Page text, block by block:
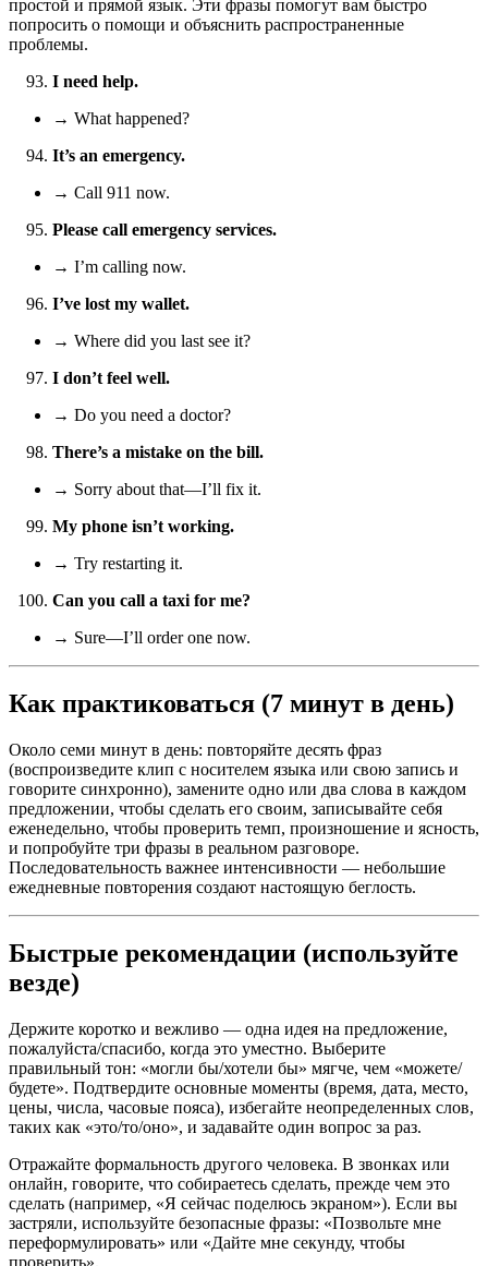
простой и прямой язык. Эти фразы помогут вам быстро
попросить о помощи и объяснить распространенные
проблемы.
I need help.
→ What happened?
It’s an emergency.
→ Call 911 now.
Please call emergency services.
→ I’m calling now.
I’ve lost my wallet.
→ Where did you last see it?
I don’t feel well.
→ Do you need a doctor?
There’s a mistake on the bill.
→ Sorry about that—I’ll fix it.
My phone isn’t working.
→ Try restarting it.
Can you call a taxi for me?
→ Sure—I’ll order one now.
Как практиковаться (7 минут в день)
Около семи минут в день: повторяйте десять фраз
(воспроизведите клип с носителем языка или свою запись и
говорите синхронно), замените одно или два слова в каждом
предложении, чтобы сделать его своим, записывайте себя
еженедельно, чтобы проверить темп, произношение и ясность,
и попробуйте три фразы в реальном разговоре.
Последовательность важнее интенсивности — небольшие
ежедневные повторения создают настоящую беглость.
Быстрые рекомендации (используйте
везде)
Держите коротко и вежливо — одна идея на предложение,
пожалуйста/спасибо, когда это уместно. Выберите
правильный тон: «могли бы/хотели бы» мягче, чем «можете/
будете». Подтвердите основные моменты (время, дата, место,
цены, числа, часовые пояса), избегайте неопределенных слов,
таких как «это/то/оно», и задавайте один вопрос за раз.
Отражайте формальность другого человека. В звонках или
онлайн, говорите, что собираетесь сделать, прежде чем это
сделать (например, «Я сейчас поделюсь экраном»). Если вы
застряли, используйте безопасные фразы: «Позвольте мне
переформулировать» или «Дайте мне секунду, чтобы
проверить».